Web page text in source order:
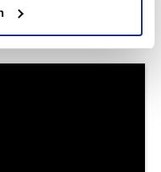
vol met unieke